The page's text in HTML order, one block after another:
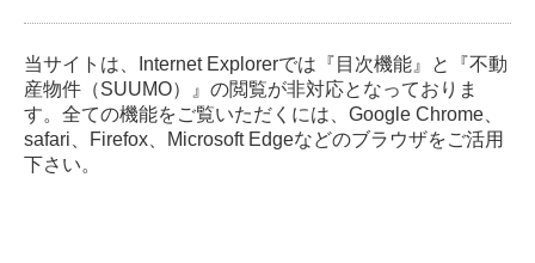
当サイトは、Internet Explorerでは『目次機能』と『不動
産物件（SUUMO）』の閲覧が非対応となっておりま
す。全ての機能をご覧いただくには、Google Chrome、
safari、Firefox、Microsoft Edgeなどのブラウザをご活用
下さい。